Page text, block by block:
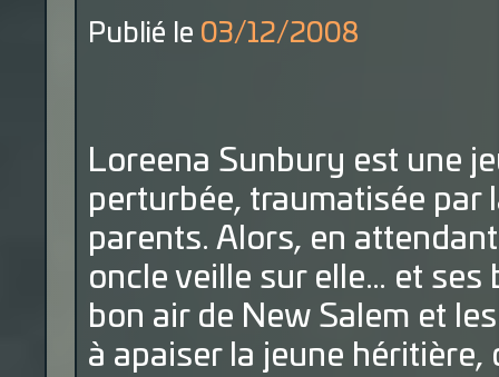
Publié le 03/12/2008
Loreena Sunbury est une
perturbée, traumatisée par
parents. Alors, en
oncle veille sur elle… et ses
bon air de New Salem et
à apaiser la jeune